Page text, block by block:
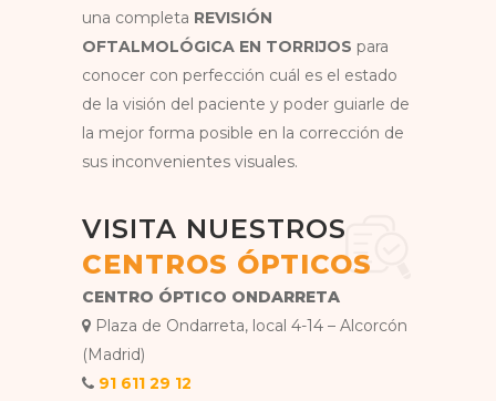
una completa REVISIÓN
OFTALMOLÓGICA EN TORRIJOS para
conocer con perfección cuál es el estado
de la visión del paciente y poder guiarle de
la mejor forma posible en la corrección de
sus inconvenientes visuales.
VISITA NUESTROS
CENTROS ÓPTICOS
CENTRO ÓPTICO ONDARRETA
Plaza de Ondarreta, local 4-14 – Alcorcón
(Madrid)
91 611 29 12